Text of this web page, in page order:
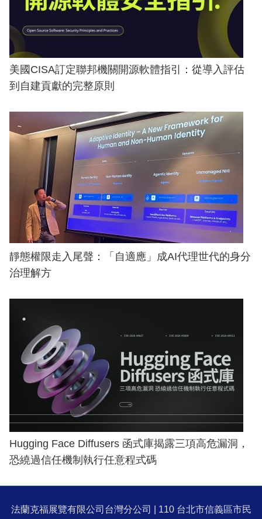
美國CISA訂定聯邦機關開源軟體指引：從導入評估
到自建貢獻的完整原則
靜態權限走入尾聲：「自適應」成AI代理世代的身分
治理解方
Hugging Face Diffusers 函式庫揭露三項高危漏洞，
恐繞過信任機制執行任意程式碼
法蘭克福展覽有限公司台灣分公司 | 110 台北市信義區市民